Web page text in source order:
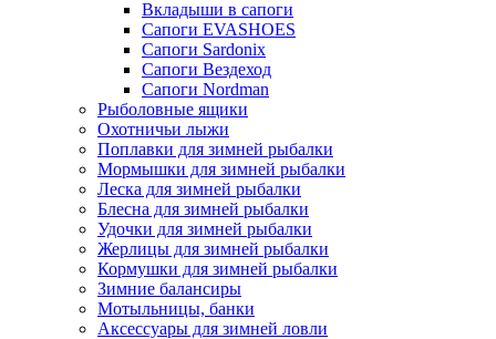
Вкладыши в сапоги
Сапоги EVASHOES
Сапоги Sardonix
Сапоги Вездеход
Сапоги Nordman
Рыболовные ящики
Охотничьи лыжи
Поплавки для зимней рыбалки
Мормышки для зимней рыбалки
Леска для зимней рыбалки
Блесна для зимней рыбалки
Удочки для зимней рыбалки
Жерлицы для зимней рыбалки
Кормушки для зимней рыбалки
Зимние балансиры
Мотыльницы, банки
Аксессуары для зимней ловли